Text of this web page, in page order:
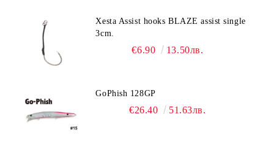
Xesta Assist hooks BLAZE assist single
3cm.
€6.90 13.50лв.
GoPhish 128GP
€26.40 51.63лв.